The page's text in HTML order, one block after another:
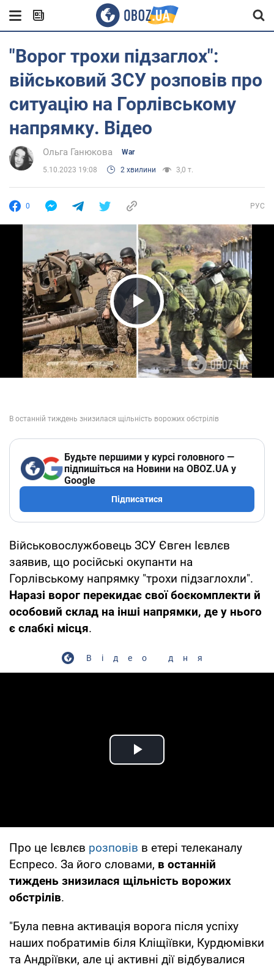
"Ворог трохи підзаглох":
військовий ЗСУ розповів про
ситуацію на Горлівському
напрямку. Відео
Ольга Ганюкова War
5.10.2023 19:08 2 хвилини 3,0 т.
0 РУС
Play Video
Будьте першими у курсі головного —
підпишіться на Новини на OBOZ.UA у
Google
Підписатися
Військовослужбовець ЗСУ Євген Ієвлєв
заявив, що російські окупанти на
Горлівському напрямку "трохи підзаглохли".
Наразі ворог перекидає свої боєкомплекти й
особовий склад на інші напрямки, де у нього
є слабкі місця.
Відео дня
Play Video
Про це Ієвлєв розповів в етері телеканалу
Еспресо. За його словами, в останній
тиждень знизилася щільність ворожих
обстрілів.
"Була певна активація ворога після успіху
наших побратимів біля Кліщіївки, Курдюмівки
та Андріївки, але ці активні дії відбувалися